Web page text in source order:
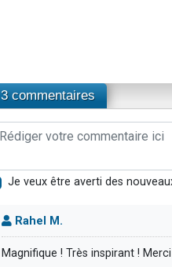
3 commentaires
Je veux être averti des
Rahel M.
Magnifique ! Très inspirant !